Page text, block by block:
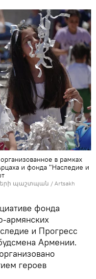
в рамках
и фонда "Наследие и
պաշտպան / Artsakh
фонда
армянских
и Прогресс
Армении.
героев